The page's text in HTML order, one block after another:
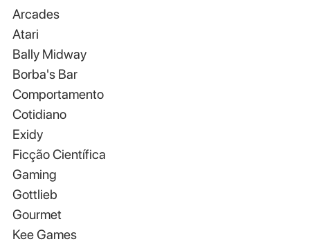
Arcades
Atari
Bally Midway
Borba's Bar
Comportamento
Cotidiano
Exidy
Ficção Científica
Gaming
Gottlieb
Gourmet
Kee Games